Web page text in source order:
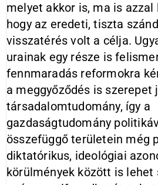
melyet akkor is, ma is
hogy az eredeti, tiszta
visszatérés volt a célja.
urainak egy része is
fennmaradás reformokra
a meggyőződés is szerepet
társadalomtudomány, így a
gazdaságtudomány
összefüggő területein még
diktatórikus, ideológiai
körülmények között is lehet